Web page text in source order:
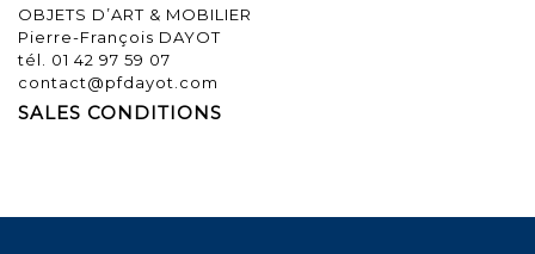
OBJETS D’ART & MOBILIER
Pierre-François DAYOT
tél. 01 42 97 59 07
contact@pfdayot.com
SALES CONDITIONS